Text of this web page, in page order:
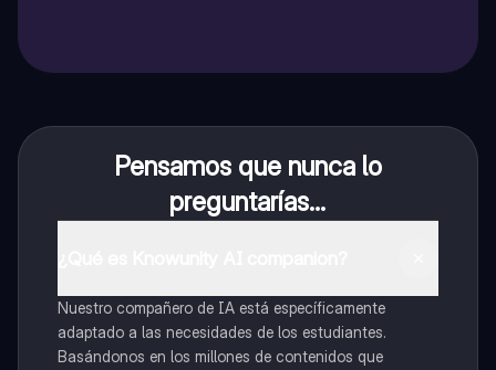
Pensamos que nunca lo
preguntarías...
Nuestro compañero de IA está específicamente
adaptado a las necesidades de los estudiantes.
Basándonos en los millones de contenidos que